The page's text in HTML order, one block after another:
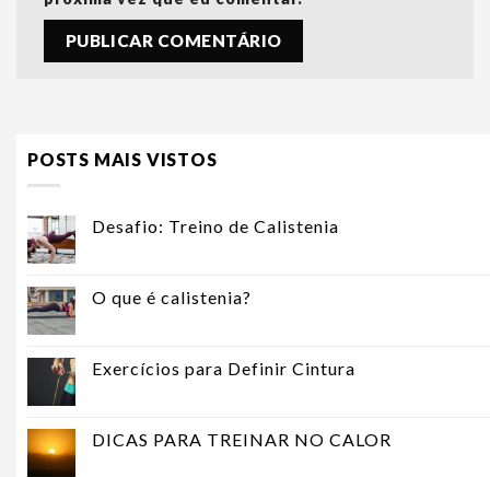
POSTS MAIS VISTOS
Desafio: Treino de Calistenia
O que é calistenia?
Exercícios para Definir Cintura
DICAS PARA TREINAR NO CALOR